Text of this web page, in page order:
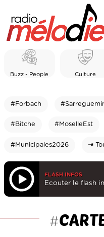
Buzz - People Culture
#Forbach
#Bitche #MoselleEst
#Municipales2026 ⇥
FLASH INFOS
Ecouter le flash
#